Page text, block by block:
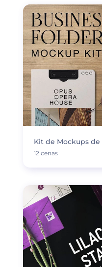
Kit de Mockups de
12 cenas